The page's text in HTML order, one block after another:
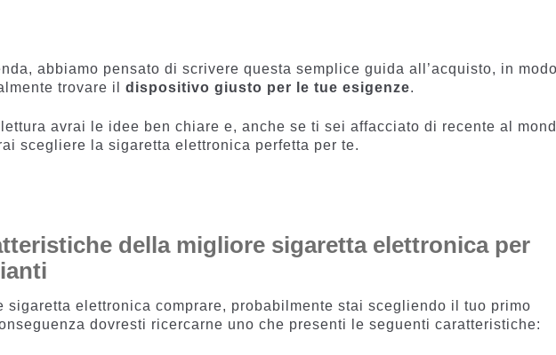
recension
i
abbiamo pensato di scrivere questa semplice guida all’acquisto, in
trovare ildispositivo giusto per le tue esigenze.
avrai le idee ben chiare e, anche se ti sei affacciato di recente al
scegliere la sigaretta elettronica perfetta per te.
della migliore sigaretta elettronica per
sigaretta elettronica comprare, probabilmente stai scegliendo il tuo primo
dovresti ricercarne uno che presenti le seguenti caratteristiche: